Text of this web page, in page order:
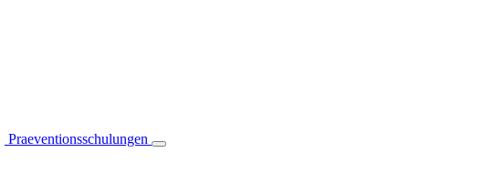
Praeventionsschulungen